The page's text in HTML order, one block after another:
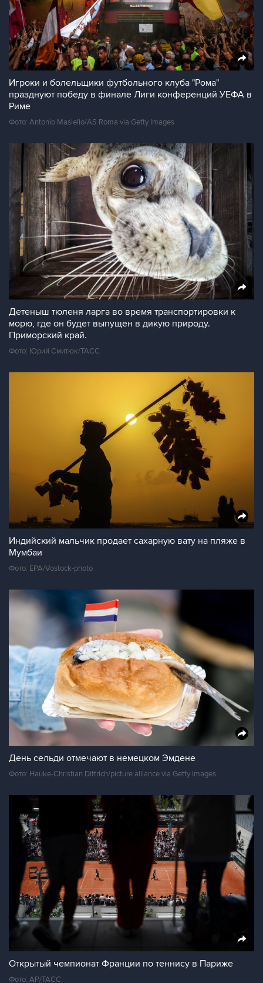
Игроки и болельщики футбольного клуба "Рома"
празднуют победу в финале Лиги конференций УЕФА в
Риме
Фото: Antonio Masiello/AS Roma via Getty Images
Детеныш тюленя ларга во время транспортировки к
морю, где он будет выпущен в дикую природу.
Приморский край.
Фото: Юрий Смитюк/ТАСС
Индийский мальчик продает сахарную вату на пляже в
Мумбаи
Фото: EPA/Vostock-photo
День сельди отмечают в немецком Эмдене
Фото: Hauke-Christian Dittrich/picture alliance via Getty Images
Открытый чемпионат Франции по теннису в Париже
Фото: АР/ТАСС